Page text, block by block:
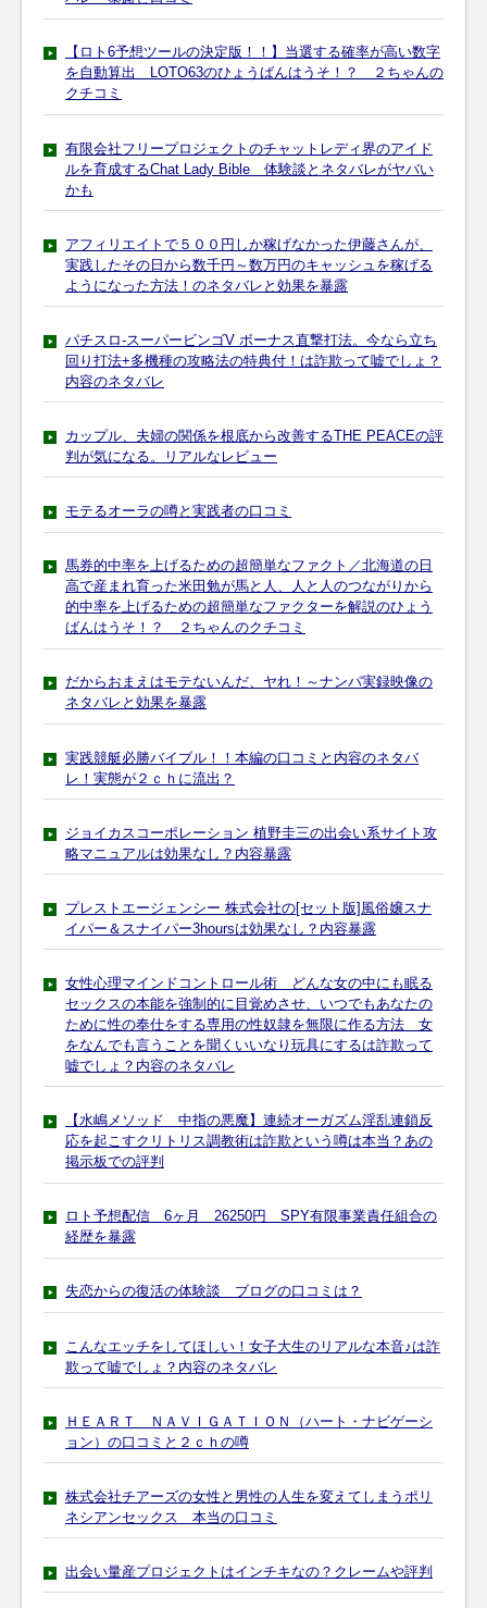
【ロト6予想ツールの決定版！！】当選する確率が高い数字
を自動算出 LOTO63のひょうばんはうそ！？ ２ちゃんの
クチコミ
有限会社フリープロジェクトのチャットレディ界のアイド
ルを育成するChat Lady Bible 体験談とネタバレがヤバい
かも
アフィリエイトで５００円しか稼げなかった伊藤さんが、
実践したその日から数千円～数万円のキャッシュを稼げる
ようになった方法！のネタバレと効果を暴露
パチスロ-スーパービンゴV ボーナス直撃打法。今なら立ち
回り打法+多機種の攻略法の特典付！は詐欺って嘘でしょ？
内容のネタバレ
カップル、夫婦の関係を根底から改善するTHE PEACEの評
判が気になる。リアルなレビュー
モテるオーラの噂と実践者の口コミ
馬券的中率を上げるための超簡単なファクト／北海道の日
高で産まれ育った米田勉が馬と人、人と人のつながりから
的中率を上げるための超簡単なファクターを解説のひょう
ばんはうそ！？ ２ちゃんのクチコミ
だからおまえはモテないんだ、ヤれ！～ナンパ実録映像の
ネタバレと効果を暴露
実践競艇必勝バイブル！！本編の口コミと内容のネタバ
レ！実態が２ｃｈに流出？
ジョイカスコーポレーション 植野圭三の出会い系サイト攻
略マニュアルは効果なし？内容暴露
プレストエージェンシー 株式会社の[セット版]風俗嬢スナ
イパー＆スナイパー3hoursは効果なし？内容暴露
女性心理マインドコントロール術 どんな女の中にも眠る
セックスの本能を強制的に目覚めさせ、いつでもあなたの
ために性の奉仕をする専用の性奴隷を無限に作る方法 女
をなんでも言うことを聞くいいなり玩具にするは詐欺って
嘘でしょ？内容のネタバレ
【水嶋メソッド 中指の悪魔】連続オーガズム淫乱連鎖反
応を起こすクリトリス調教術は詐欺という噂は本当？あの
掲示板での評判
ロト予想配信 6ヶ月 26250円 SPY有限事業責任組合の
経歴を暴露
失恋からの復活の体験談 ブログの口コミは？
こんなエッチをしてほしい！女子大生のリアルな本音♪は詐
欺って嘘でしょ？内容のネタバレ
ＨＥＡＲＴ ＮＡＶＩＧＡＴＩＯＮ（ハート・ナビゲーシ
ョン）の口コミと２ｃｈの噂
株式会社チアーズの女性と男性の人生を変えてしまうポリ
ネシアンセックス 本当の口コミ
出会い量産プロジェクトはインチキなの？クレームや評判